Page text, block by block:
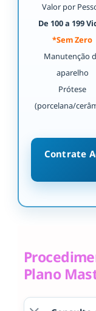
Valor por
De 100 a 199
*Sem Zero
Manutenção
aparelho
Prótese
(porcelana/
Contrate
Plano